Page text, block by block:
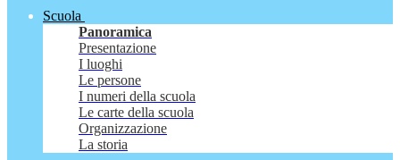
Scuola
Panoramica
Presentazione
I luoghi
Le persone
I numeri della scuola
Le carte della scuola
Organizzazione
La storia